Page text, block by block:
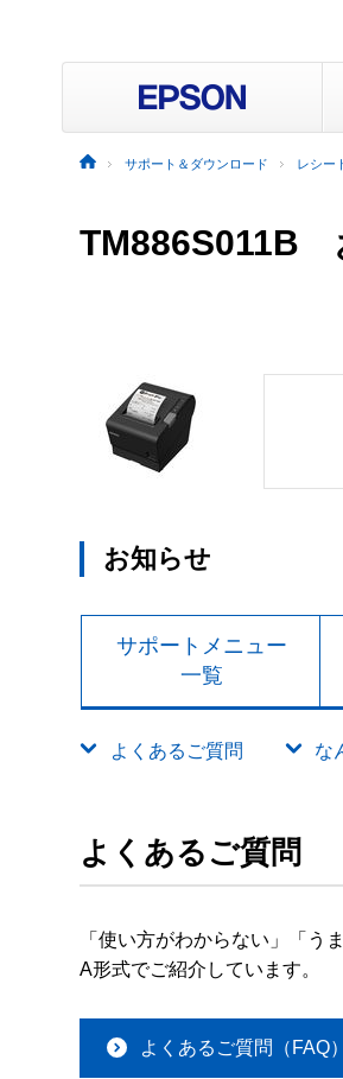
サポート＆ダウンロード レシー
TM886S011B
お知らせ
サポートメニュー
一覧
よくあるご質問 な
よくあるご質問
「使い方がわからない」「う
A形式でご紹介しています。
よくあるご質問（FAQ）